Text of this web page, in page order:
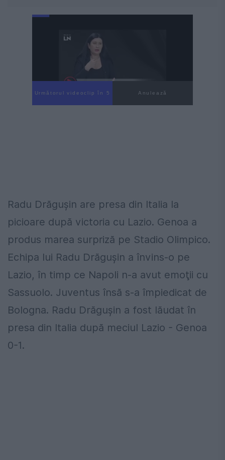
Următorul videoclip în 4 Anulează
Radu Drăgușin are presa din Italia la
picioare după victoria cu Lazio. Genoa a
produs marea surpriză pe Stadio Olimpico.
Echipa lui Radu Drăguşin a învins-o pe
Lazio, în timp ce Napoli n-a avut emoţii cu
Sassuolo. Juventus însă s-a împiedicat de
Bologna. Radu Drăgușin a fost lăudat în
presa din Italia după meciul Lazio - Genoa
0-1.